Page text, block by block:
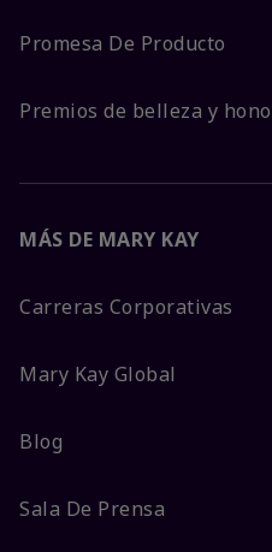
Promesa De Producto
Premios de belleza y
MÁS DE MARY KAY
Carreras Corporativas
Mary Kay Global
Blog
Sala De Prensa